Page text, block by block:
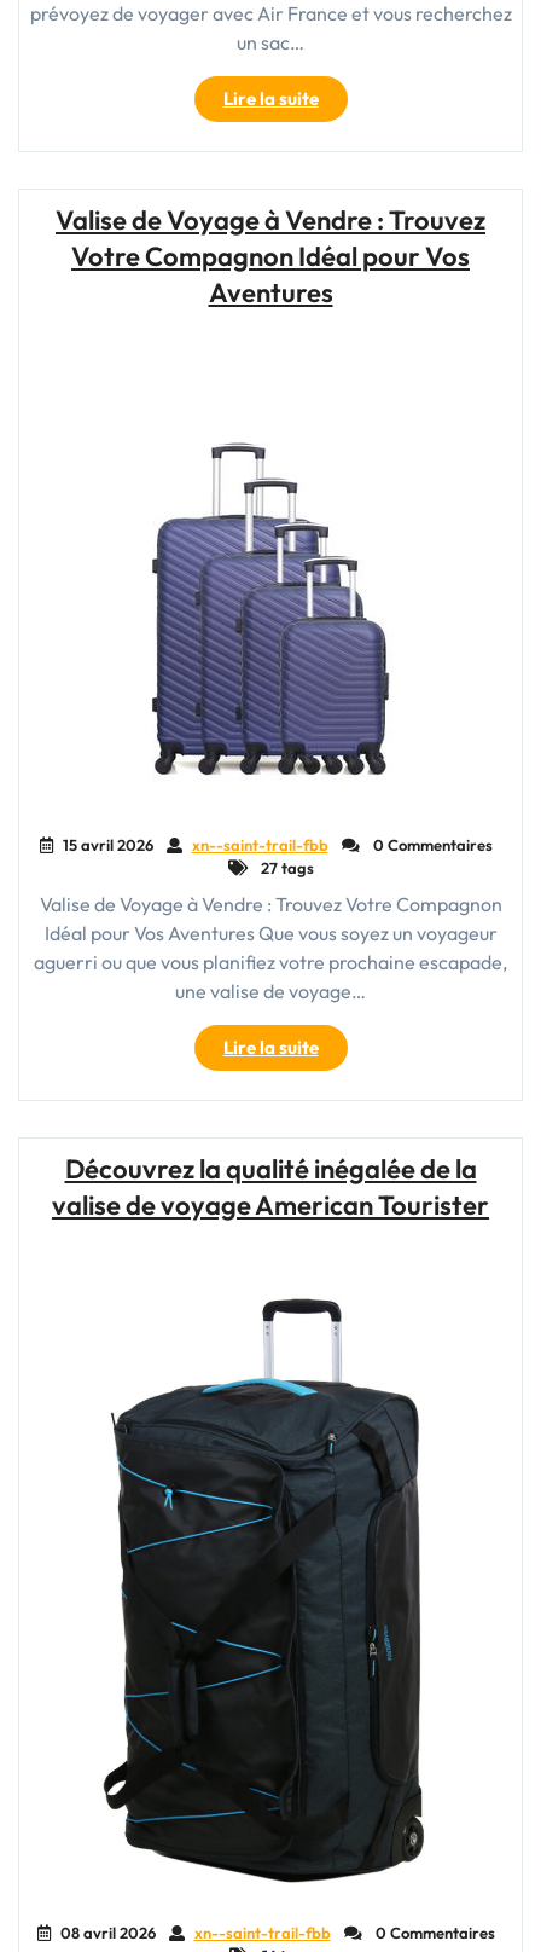
prévoyez de voyager avec Air France et vous recherchez
un sac…
Lire la suite"Guide
du
Sac
Bagage
Cabine
Air
France
Valise de Voyage à Vendre : Trouvez
Votre Compagnon Idéal pour Vos
Aventures
15 avril 2026 xn--saint-trail-fbb
0 Commentaires
27 tags
Valise de Voyage à Vendre : Trouvez Votre Compagnon
Idéal pour Vos Aventures Que vous soyez un voyageur
aguerri ou que vous planifiez votre prochaine escapade,
une valise de voyage…
Lire la suite"Valise
de
Voyage
Vendre
:
Trouvez
pour
Vos
Découvrez la qualité inégalée de la
valise de voyage American Tourister
08 avril 2026 xn--saint-trail-fbb
0 Commentaires